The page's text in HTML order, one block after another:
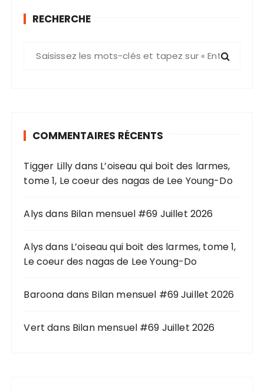
RECHERCHE
e
p
u
:
COMMENTAIRES RÉCENTS
Tigger Lillydans L’oiseau qui boit des larmes,
tome 1, Le coeur des nagas de Lee Young-Do
Alys dans Bilan mensuel #69 Juillet 2026
Alys dans L’oiseau qui boit des larmes, tome 1,
Le coeur des nagas de Lee Young-Do
Baroona dans Bilan mensuel #69 Juillet 2026
Vert dans Bilan mensuel #69 Juillet 2026